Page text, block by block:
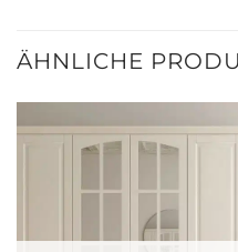
ÄHNLICHE